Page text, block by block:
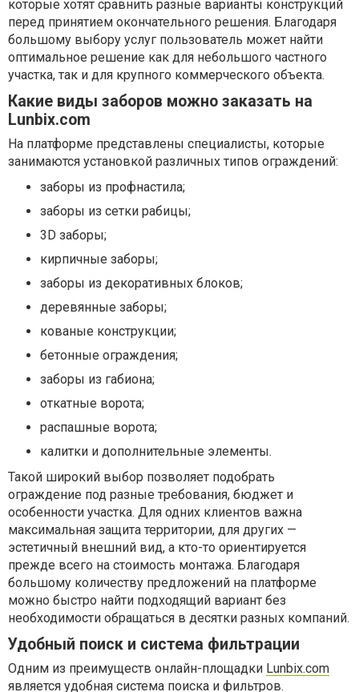
которые хотят сравнить разные варианты конструкций
перед принятием окончательного решения. Благодаря
большому выбору услуг пользователь может найти
оптимальное решение как для небольшого частного
участка, так и для крупного коммерческого объекта.
Какие виды заборов можно заказать на
Lunbix.com
На платформе представлены специалисты, которые
занимаются установкой различных типов ограждений:
заборы из профнастила;
заборы из сетки рабицы;
3D заборы;
кирпичные заборы;
заборы из декоративных блоков;
деревянные заборы;
кованые конструкции;
бетонные ограждения;
заборы из габиона;
откатные ворота;
распашные ворота;
калитки и дополнительные элементы.
Такой широкий выбор позволяет подобрать
ограждение под разные требования, бюджет и
особенности участка. Для одних клиентов важна
максимальная защита территории, для других —
эстетичный внешний вид, а кто-то ориентируется
прежде всего на стоимость монтажа. Благодаря
большому количеству предложений на платформе
можно быстро найти подходящий вариант без
необходимости обращаться в десятки разных компаний.
Удобный поиск и система фильтрации
Одним из преимуществ онлайн-площадки Lunbix.com
является удобная система поиска и фильтров.